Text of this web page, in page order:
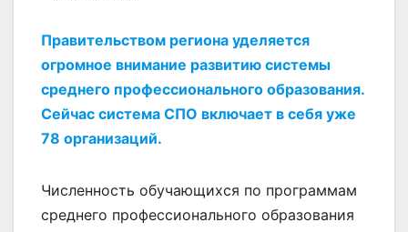
Правительством региона уделяется
огромное внимание развитию системы
среднего профессионального образования.
Сейчас система СПО включает в себя уже
78 организаций.
Численность обучающихся по программам
среднего профессионального образования